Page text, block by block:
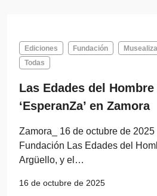
Ediciones Fundación
Todas
Las Edades del
‘EsperanZa’ en Zamora
Zamora_ 16 de octubre de
Fundación Las Edades del
Argüello, y el…
16 de octubre de 2025